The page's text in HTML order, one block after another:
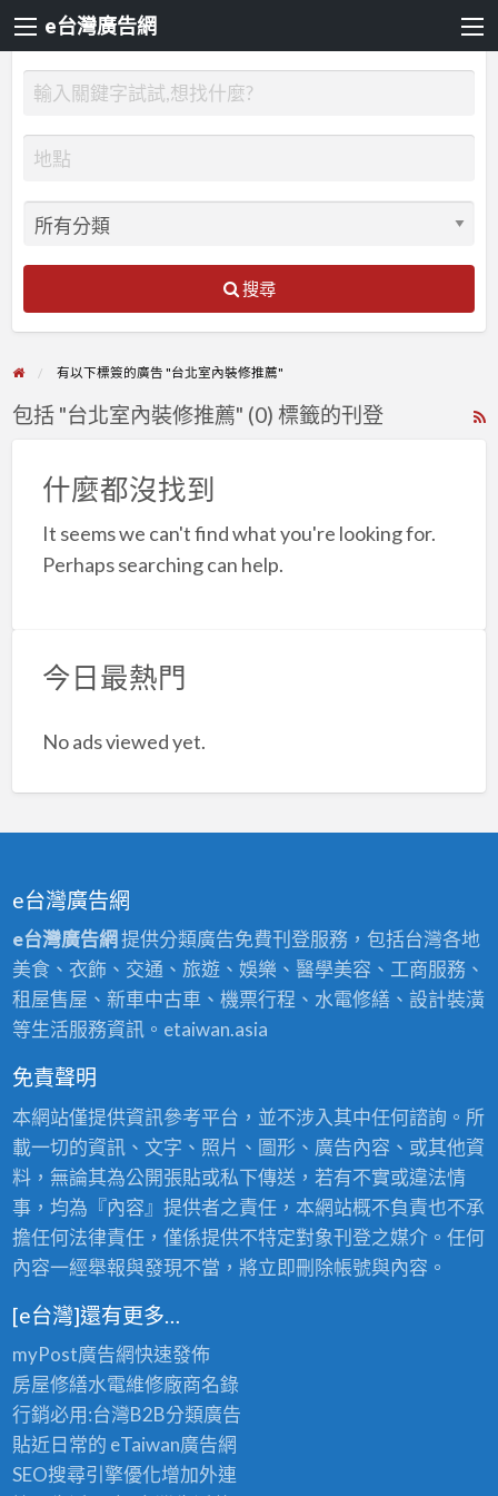
e台灣廣告網
搜尋
有以下標簽的廣告 "台北室內裝修推薦"
包括 "台北室內裝修推薦" (0) 標籤的刊登
什麼都沒找到
It seems we can't find what you're looking for.
Perhaps searching can help.
今日最熱門
No ads viewed yet.
e台灣廣告網
e台灣廣告網 提供分類廣告免費刊登服務，包括台灣各地
美食、衣飾、交通、旅遊、娛樂、醫學美容、工商服務、
租屋售屋、新車中古車、機票行程、水電修繕、設計裝潢
等生活服務資訊。etaiwan.asia
免責聲明
本網站僅提供資訊參考平台，並不涉入其中任何諮詢。所
載一切的資訊、文字、照片、圖形、廣告內容、或其他資
料，無論其為公開張貼或私下傳送，若有不實或違法情
事，均為『內容』提供者之責任，本網站概不負責也不承
擔任何法律責任，僅係提供不特定對象刊登之媒介。任何
內容一經舉報與發現不當，將立即刪除帳號與內容。
[e台灣]還有更多…
myPost廣告網快速發佈
房屋修繕水電維修廠商名錄
行銷必用:台灣B2B分類廣告
貼近日常的 eTaiwan廣告網
SEO搜尋引擎優化增加外連